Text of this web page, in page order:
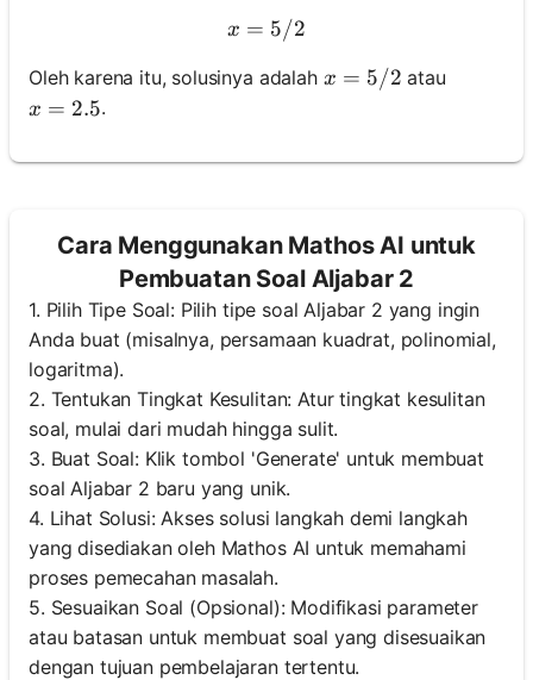
x = 5/2
x = 5/2
Oleh karena itu, solusinya adalah x = 5/2
x = 5/2 atau
x = 2.5
x = 2.5.
Cara Menggunakan Mathos AI untuk
Pembuatan Soal Aljabar 2
1. Pilih Tipe Soal: Pilih tipe soal Aljabar 2 yang ingin
Anda buat (misalnya, persamaan kuadrat, polinomial,
logaritma).
2. Tentukan Tingkat Kesulitan: Atur tingkat kesulitan
soal, mulai dari mudah hingga sulit.
3. Buat Soal: Klik tombol 'Generate' untuk membuat
soal Aljabar 2 baru yang unik.
4. Lihat Solusi: Akses solusi langkah demi langkah
yang disediakan oleh Mathos AI untuk memahami
proses pemecahan masalah.
5. Sesuaikan Soal (Opsional): Modifikasi parameter
atau batasan untuk membuat soal yang disesuaikan
dengan tujuan pembelajaran tertentu.